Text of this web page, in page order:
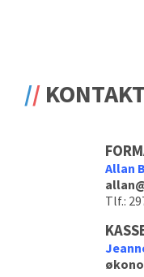
KONTAKT
Allan
Tlf.: